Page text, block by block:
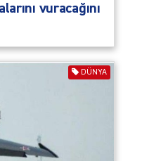
vuracağını
DÜNYA